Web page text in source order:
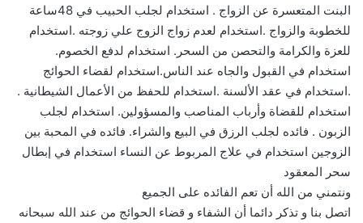
البنت المتعسرة عن الزواج . استخدام لجلب الحبيب في 48ساعة
للخطوبة والزواج .استخدام لعدم زواج الزوج علي زوجته .استخدام
للعزة والكرامة والتحصن من السحر. استخدام لدفع الخصوم.
استخدام في القبول والجاه عند الناس.استخدام لقضاء الحوائج
.استخدام في عقد الألسنة .استخدام للحفظ من الأعمال الشيطانية .
استخدام للقضاة وأرباب المناصب والمسؤولين. استخدام لجلب
الزبون . فائده لجلب الرزق في البيع والشراء. فائده في المحبة بين
الزوجين استخدام في علاج المربوط عن النساء استخدام في إبطال
سحر المعقود
ونتمني من الله أن تعم الفائده على الجميع
اتصل بنا و تذكر دائما أن الشفاء و قضاء الحوائج من عند الله سبحانه